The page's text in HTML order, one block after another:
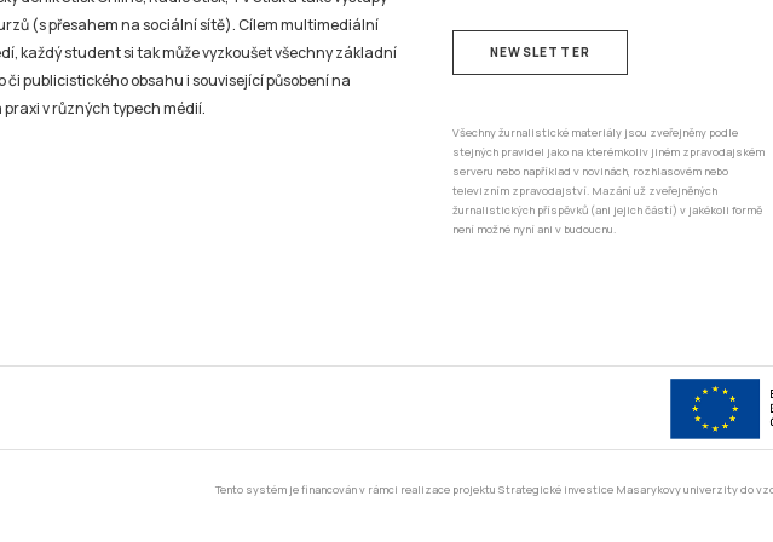
(s přesahem na sociální sítě). Cílem multimediální
každý student si tak může vyzkoušet všechny základní
či publicistického obsahu i související působení na
v různých typech médií.
NEWSLETTER
Všechny žurnalistické materiály jsou zveřejněny podle
stejných pravidel jako na kterémkoliv jiném zpravodajském
serveru nebo například v novinách, rozhlasovém nebo
televizním zpravodajství. Mazání už zveřejněných
žurnalistických příspěvků (ani jejich částí) v jakékoli formě
není možné nyní ani v budoucnu.
Tento systém je financován v rámci realizace projektu Strategické investice Masarykovy univerzity